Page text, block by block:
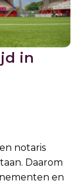
in
notaris
Daarom
en